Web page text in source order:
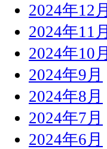
2024年12月
2024年11月
2024年10月
2024年9月
2024年8月
2024年7月
2024年6月